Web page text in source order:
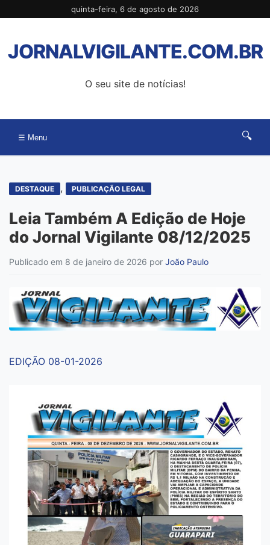
para
conteúdo
quinta-feira, 6 de agosto de 2026
JORNALVIGILANTE.COM.BR
O seu site de notícias!
☰ Menu 🔍
DESTAQUE , PUBLICAÇÃO LEGAL
Leia Também A Edição de Hoje
do Jornal Vigilante 08/12/2025
Publicado em 8 de janeiro de 2026 por João Paulo
EDIÇÃO 08-01-2026